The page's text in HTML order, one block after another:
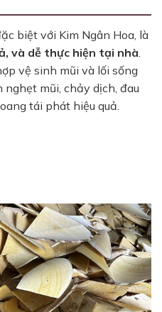
biệt với Kim Ngân Hoa, là
và dễ thực hiện tại nhà.
vệ sinh mũi và lối sống
mũi, chảy dịch, đau
tái phát hiệu quả.